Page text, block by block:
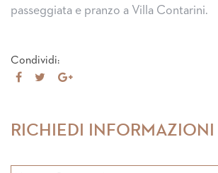
passeggiata e pranzo a Villa Contarini.
Condividi:
Share TweetShare
RICHIEDI INFORMAZIONI